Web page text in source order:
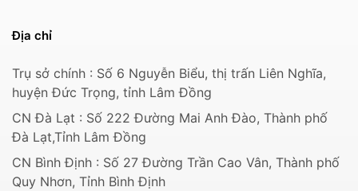
Địa chỉ
Trụ sở chính : Số 6 Nguyễn Biểu, thị trấn Liên Nghĩa,
huyện Đức Trọng, tỉnh Lâm Đồng
CN Đà Lạt : Số 222 Đường Mai Anh Đào, Thành phố
Đà Lạt,Tỉnh Lâm Đồng
CN Bình Định : Số 27 Đường Trần Cao Vân, Thành phố
Quy Nhơn, Tỉnh Bình Định